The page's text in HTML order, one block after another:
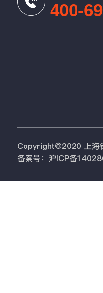
400-
Copyright©2020 上海
备案号：沪ICP备